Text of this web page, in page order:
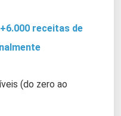
receitas de
(do zero ao